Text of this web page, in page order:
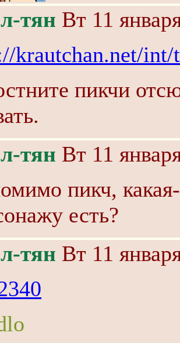
тян Вт 11
krautchan.net/
пикчи
тян Вт 11
пикч,
есть?
тян Вт 11